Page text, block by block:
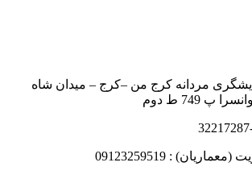
مردانه کرج من –کرج – میدان شاه
749 ط دوم
: 09123259519